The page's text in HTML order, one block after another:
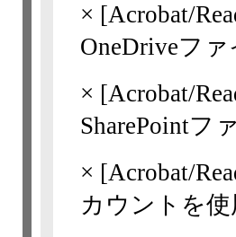
× [Acrobat/
OneDriveフ
× [Acrobat/
SharePointフ
× [Acrobat/
カウントを